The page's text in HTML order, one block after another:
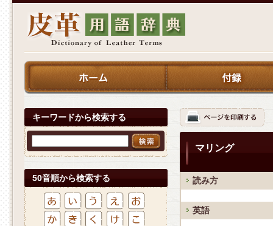
キーワードから検索する
50音順から検索する
マリング
読み方
英語